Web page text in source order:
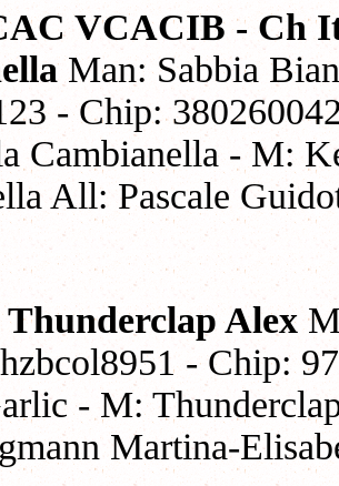
VCACIB - Ch
Man: Sabbia
- Chip:
Cambianella - M:
All: Pascale
Thunderclap Alex
- Chip:
- M:
Martina-